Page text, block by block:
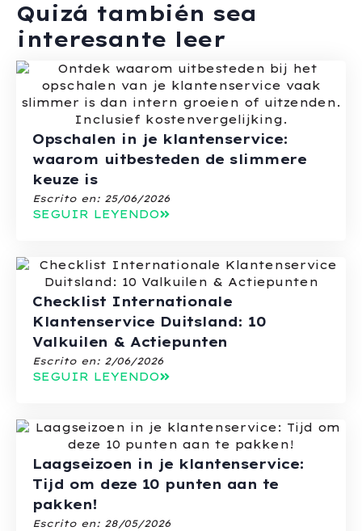
Quizá también sea
interesante leer
Opschalen in je klantenservice:
waarom uitbesteden de slimmere
keuze is
Escrito en: 25/06/2026
SEGUIR LEYENDO
Checklist Internationale
Klantenservice Duitsland: 10
Valkuilen & Actiepunten
Escrito en: 2/06/2026
SEGUIR LEYENDO
Laagseizoen in je klantenservice:
Tijd om deze 10 punten aan te
pakken!
Escrito en: 28/05/2026